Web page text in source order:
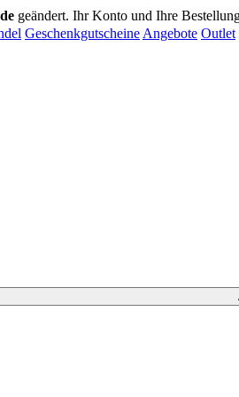
geändert. Ihr Konto und Ihre
Geschenkgutscheine Angebote Outlet